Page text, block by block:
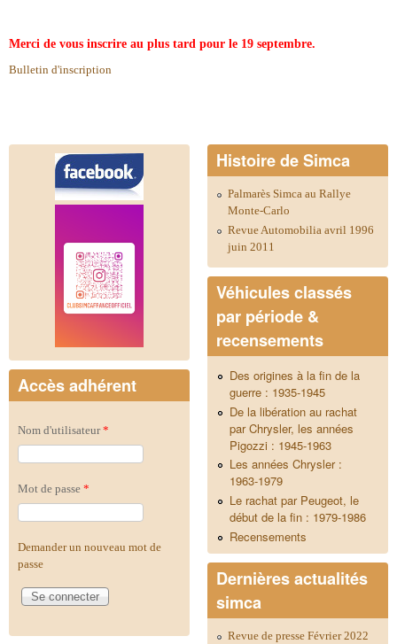
Merci de vous inscrire au plus tard pour le 19 septembre.
Bulletin d'inscription
Accès adhérent
Nom d'utilisateur*
Mot de passe *
Demander un nouveau mot de
passe
Histoire de Simca
Palmarès Simca au Rallye
Monte-Carlo
Revue Automobilia avril 1996
juin 2011
Véhicules classés
par période &
recensements
Des origines à la fin de la
guerre : 1935-1945
De la libération au rachat
par Chrysler, les années
Pigozzi : 1945-1963
Les années Chrysler :
1963-1979
Le rachat par Peugeot, le
début de la fin : 1979-1986
Recensements
Dernières actualités
simca
Revue de presse Février 2022